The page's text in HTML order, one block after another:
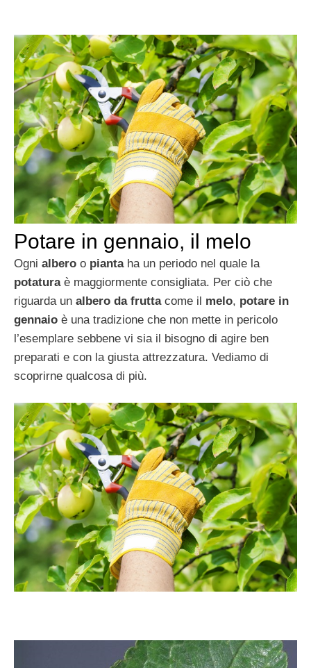
Potare in gennaio, il melo
Ogni albero o piantaha un periodo nel quale la
potaturaè maggiormente consigliata. Per ciò che
riguarda un albero da fruttacome il melo, potare in
gennaio è una tradizione che non mette in pericolo
l’esemplare sebbene vi sia il bisogno di agire ben
preparati e con la giusta attrezzatura. Vediamo di
scoprirne qualcosa di più.